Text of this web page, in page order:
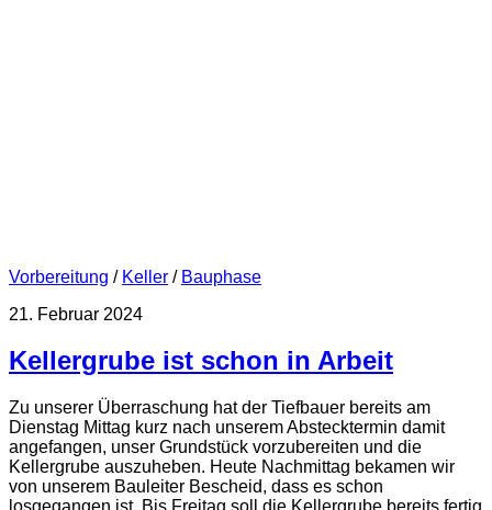
Vorbereitung / Keller / Bauphase
21. Februar 2024
Kellergrube ist schon in Arbeit
Zu unserer Überraschung hat der Tiefbauer bereits am
Dienstag Mittag kurz nach unserem Abstecktermin damit
angefangen, unser Grundstück vorzubereiten und die
Kellergrube auszuheben. Heute Nachmittag bekamen wir
von unserem Bauleiter Bescheid, dass es schon